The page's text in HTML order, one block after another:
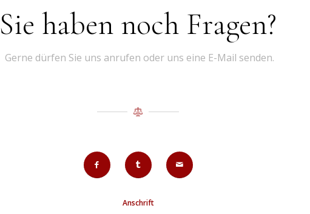
Sie haben noch Fragen?
Gerne dürfen Sie uns anrufen oder uns eine E-Mail senden.
Anschrift